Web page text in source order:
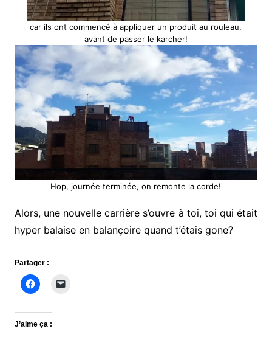
car ils ont commencé à appliquer un produit au rouleau,
avant de passer le karcher!
Hop, journée terminée, on remonte la corde!
Alors, une nouvelle carrière s’ouvre à toi, toi qui était
hyper balaise en balançoire quand t’étais gone?
Partager :
J’aime ça :